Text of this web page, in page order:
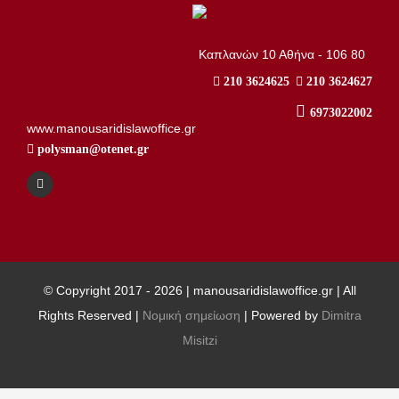
Καπλανών 10 Αθήνα - 106 80
210 3624627
210 3624625
6973022002
www.manousaridislawoffice.gr
polysman@otenet.gr
© Copyright 2017 - 2026 | manousaridislawoffice.gr | All
Rights Reserved | Νομική σημείωση | Powered by Dimitra
Misitzi